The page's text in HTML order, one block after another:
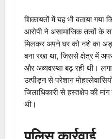
शिकायतों में यह भी बताया गया
आरोपी ने असामाजिक तत्वों के
मिलकर अपने घर को नशे का
बना रखा था, जिससे क्षेत्र में
और अव्यवस्था बढ़ रही थी।
उत्पीड़न से परेशान
जिलाधिकारी से हस्तक्षेप की
थी।